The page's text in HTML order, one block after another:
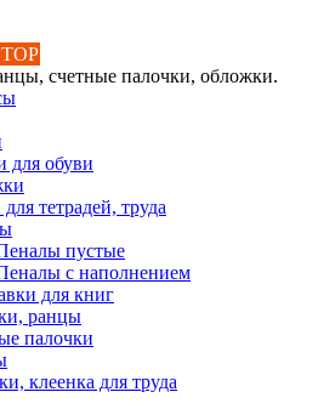
TOP
счетные палочки, обложки.
обуви
тетрадей, труда
пустые
с наполнением
для книг
ранцы
палочки
клеенка для труда